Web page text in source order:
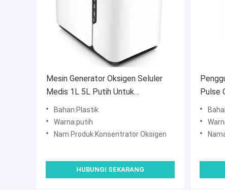
Mesin Generator Oksigen Seluler
Medis 1L 5L Putih Untuk
Penggunaan Di Rumah
Bahan:Plastik
Warna:putih
Nam Produk:Konsentrator Oksigen
HUBUNGI SEKARANG
Pulse
Habis